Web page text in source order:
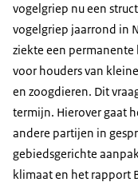
vogelgriep nu een
vogelgriep jaarrond in
ziekte een
voor houders van
en zoogdieren. Dit
termijn. Hierover gaat
andere partijen in
gebiedsgerichte
klimaat en het rapport